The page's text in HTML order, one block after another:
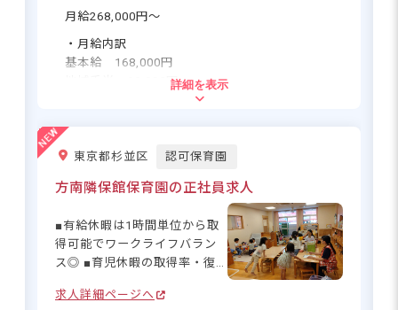
添う保育士として活躍できま
た！」の瞬間に立ち会える、
かけがえのないやりがいがあ
環境】 アイグランは全国400
施設以上を運営する安定した
基盤を持つ法人です！ 月給
268,000円のほか、経験に応じ
賃補助（最大80,000円）な
ど、福利厚生も充実♪ シフト
制で年間休日110日確保、産
で、長く働き続けられる環境
月給268,000円〜
・月給内訳
基本給 168,000円
地域手当 90,000円
処遇改善手当Ⅲ 10,000円
・別途支給手当
通勤手当 実費支給 上限20,000円／月
経験手当 1,000円〜18,000円／月
※経験1年ごとに1,000円加算、最大18年分加算
家賃補助 上限80,000円（諸条件有）
時間外手当
昇給あり 2,000円～5,000円／年
賞与あり 4ヶ月分
試用期間あり 3ヶ月（同条件）
詳細を表示
東京都杉並区 認可保育園
方南隣保館保育園の正社員求人
■有給休暇は1時間単位から取
得可能でワークライフバラン
ス◎ ■育児休暇の取得率・復
◎代田橋駅より徒歩7～8分 ■
求人詳細ページへ